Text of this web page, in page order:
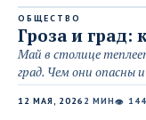
ОБЩЕСТВО
Гроза и град:
Май в столице
град. Чем они опасны
12 МАЯ, 2026 2 МИН👁 144